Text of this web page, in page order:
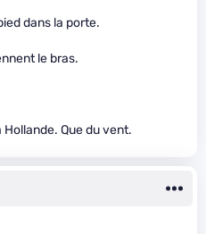
dans la porte.
le bras.
Que du vent.